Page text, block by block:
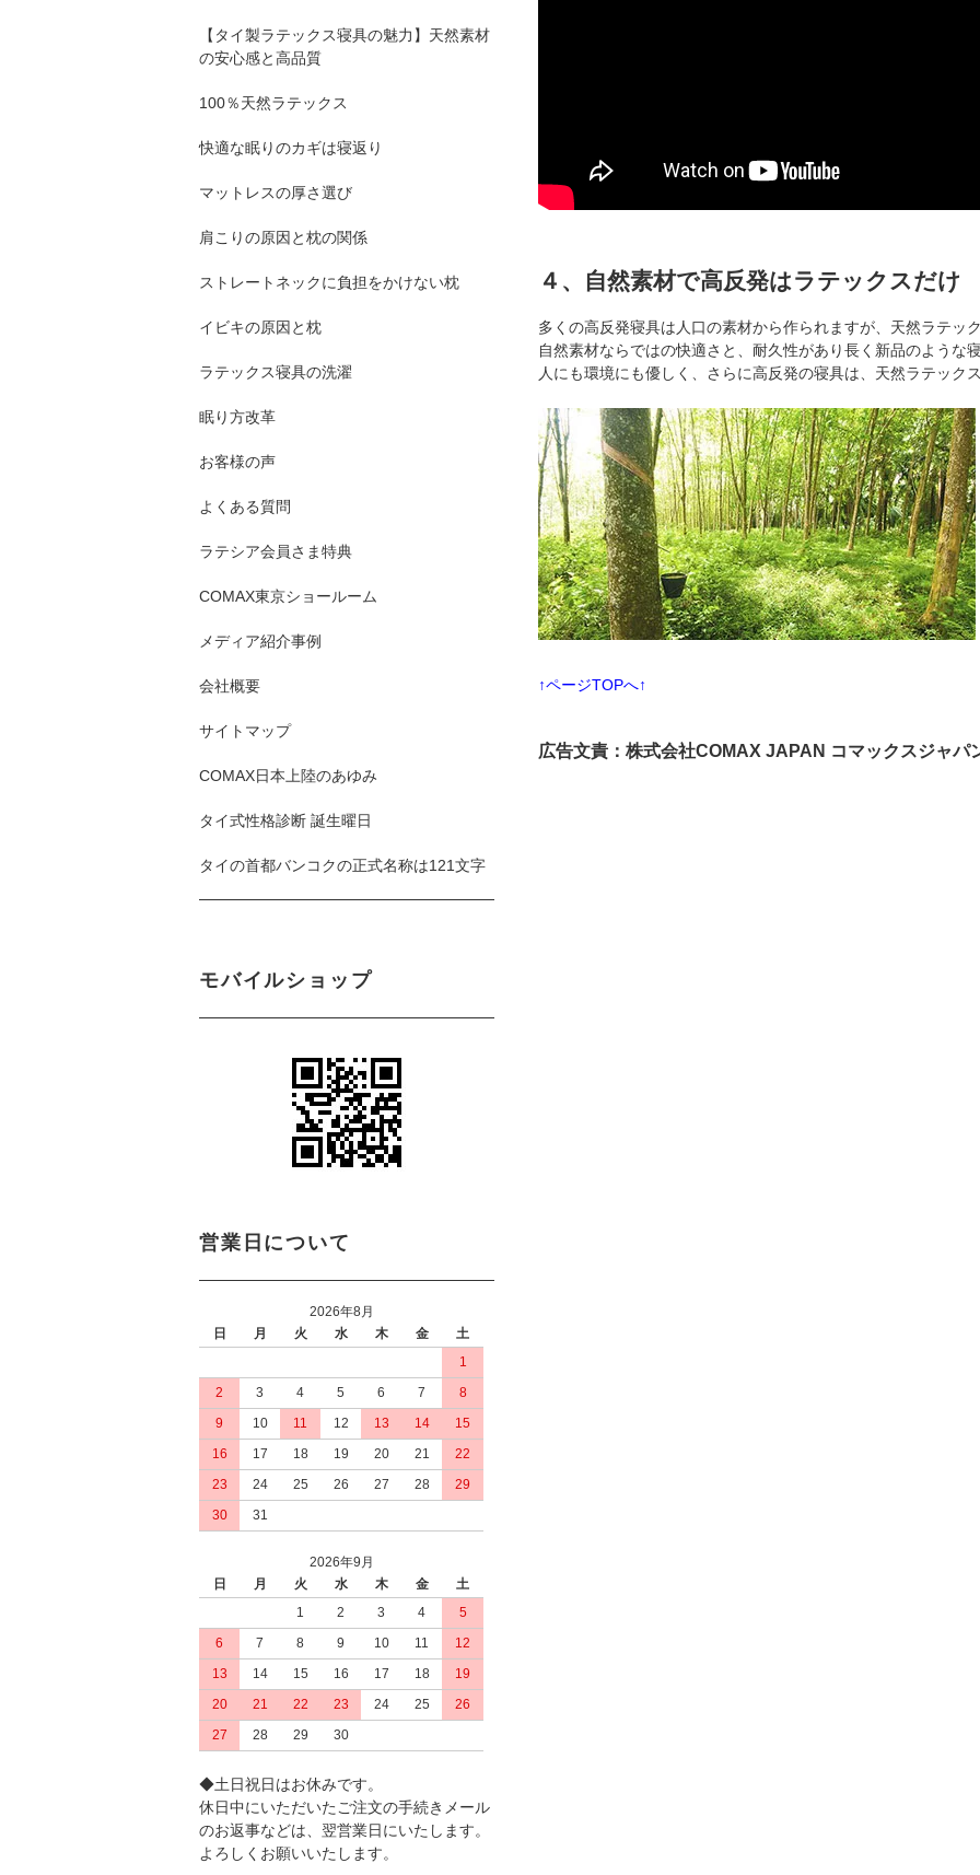
４、自然素材で高反発はラテックスだけ
多くの高反発寝具は人口の素材から作られますが、天然ラテッ
自然素材ならではの快適さと、耐久性があり長く新品のような
人にも環境にも優しく、さらに高反発の寝具は、天然ラテック
↑ページTOPへ↑
広告文責：株式会社COMAX JAPAN コマックスジャパ
【タイ製ラテックス寝具の魅力】天然素材
の安心感と高品質
100％天然ラテックス
快適な眠りのカギは寝返り
マットレスの厚さ選び
肩こりの原因と枕の関係
ストレートネックに負担をかけない枕
イビキの原因と枕
ラテックス寝具の洗濯
眠り方改革
お客様の声
よくある質問
ラテシア会員さま特典
COMAX東京ショールーム
メディア紹介事例
会社概要
サイトマップ
COMAX日本上陸のあゆみ
タイ式性格診断 誕生曜日
タイの首都バンコクの正式名称は121文字
モバイルショップ
営業日について
2026年8月
日
月 火 水 木 金
土
1
2
3 4 5 6 7
8
9
10 11 12 13 14
15
16
17 18 19 20 21
22
23
24 25 26 27 28
29
30
31
2026年9月
日
月 火 水 木 金
土
1
2 3 4
5
6
7 8 9 10 11
12
13
14 15 16 17 18
19
20
21 22 23 24 25
26
27
28 29 30
◆土日祝日はお休みです。
休日中にいただいたご注文の手続きメール
のお返事などは、翌営業日にいたします。
よろしくお願いいたします。